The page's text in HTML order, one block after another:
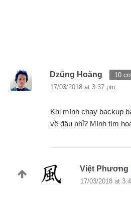
Dzũng Hoàng
10
17/03/2018 at 3:37 pm
Khi mình chạy backup
về đâu nhỉ? Mình tìm
Việt Phương
17/03/2018 at